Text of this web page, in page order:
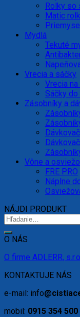
Rolky so
Matic
Mydlá
Tekuté
Vrecia a sáčky
Vrecia
Sáčky
Zásobníky a
Vône a
FRE PRO
Náplne
NÁJDI PRODUKT
O NÁS
O firme ADLERR,
KONTAKTUJE NÁS
e-mail: info
mobil: 0915 354 500